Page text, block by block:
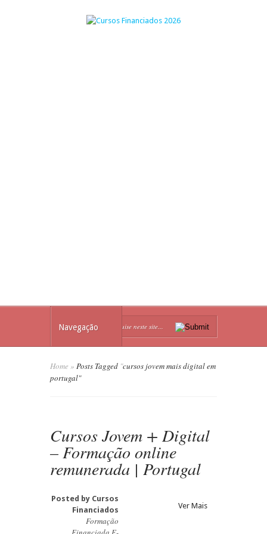
Navegação
Home » Posts Tagged "cursos jovem mais digital em
portugal"
Cursos Jovem + Digital
– Formação online
remunerada | Portugal
Posted by Cursos
Financiados
Formação
Ver Mais